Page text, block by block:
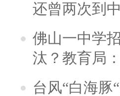
还曾两次到
佛山一中学
汰？教育局
台风“白海豚